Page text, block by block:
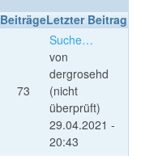
BeiträgeLetzter Beitrag
73
Suche…
von
dergrosehd
(nicht
überprüft)
29.04.2021 -
20:43